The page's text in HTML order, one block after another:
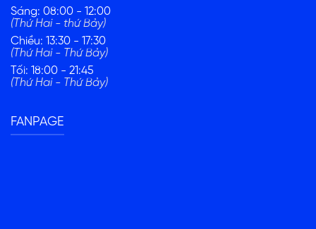
Sáng: 08:00 - 12:00
(Thứ Hai - thứ Bảy)
Chiều: 13:30 - 17:30
(Thứ Hai - Thứ Bảy)
Tối: 18:00 - 21:45
(Thứ Hai - Thứ Bảy)
FANPAGE